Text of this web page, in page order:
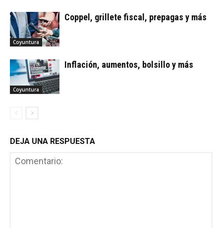
Coyuntura
Coppel, grillete fiscal, prepagas y más
Coyuntura
Inflación, aumentos, bolsillo y más
DEJA UNA RESPUESTA